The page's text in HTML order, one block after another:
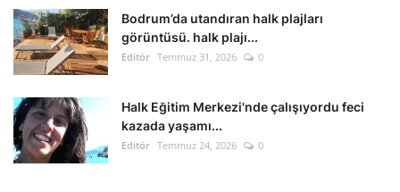
Bodrum’da utandıran halk plajları
görüntüsü. halk plajı...
Editör Temmuz 31, 2026 0
Halk Eğitim Merkezi'nde çalışıyordu feci
kazada yaşamı...
Editör Temmuz 24, 2026 0